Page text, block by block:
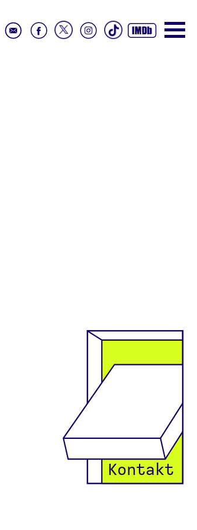
Kontakt